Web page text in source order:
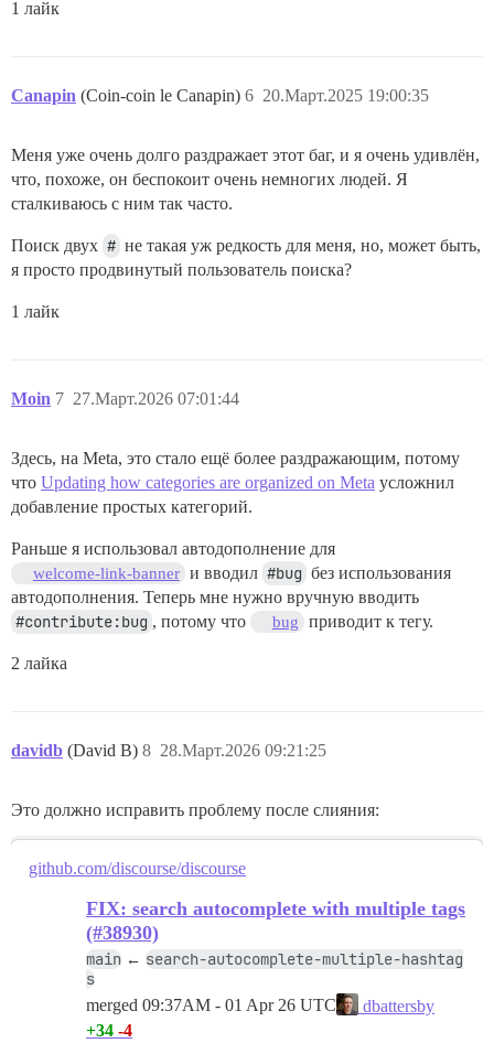
1 лайк
Canapin (Coin-coin le Canapin) 20.Март.2025 19:00:35
6
Меня уже очень долго раздражает этот баг, и я очень удивлён,
что, похоже, он беспокоит очень немногих людей. Я
сталкиваюсь с ним так часто.
Поиск двух # не такая уж редкость для меня, но, может быть,
я просто продвинутый пользователь поиска?
1 лайк
Moin 27.Март.2026 07:01:44
7
Здесь, на Meta, это стало ещё более раздражающим, потому
что Updating how categories are organized on Meta усложнил
добавление простых категорий.
Раньше я использовал автодополнение для
welcome-link-banner и вводил #bug без использования
автодополнения. Теперь мне нужно вручную вводить
#contribute:bug , потому что bug приводит к тегу.
2 лайка
davidb (David B) 28.Март.2026 09:21:25
8
Это должно исправить проблему после слияния:
github.com/discourse/discourse
FIX: search autocomplete with multiple tags
(#38930)
main ← search-autocomplete-multiple-hashtag
s
merged 09:37AM - 01 Apr 26 UTC
dbattersby
+34 -4